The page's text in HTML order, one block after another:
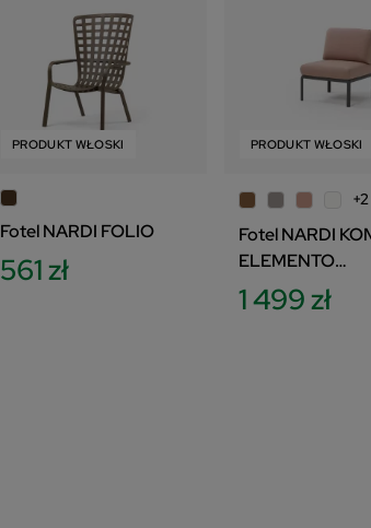
PRODUKT WŁOSKI
Fotel NARDI FOLIO
561 zł
PRODUKT WŁOSKI
+2
Fotel NARDI
ELEMENTO
CENTRALE
1 499 zł